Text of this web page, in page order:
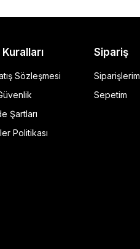
Çantası Siyah
Sözleşmesi
Şartları
Politikası
Sipariş
Siparişlerim
Sepetim